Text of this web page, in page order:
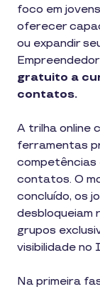
foco em
oferecer
ou expandir
gratuito a
contatos.
A trilha online
ferramentas
competências
contatos. O
concluído, os
desbloqueiam
grupos
visibilidade no
Na primeira